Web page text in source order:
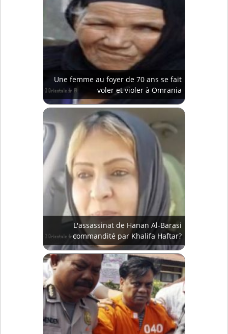
Une femme au foyer de 70 ans se fait
voler et violer à Omrania
L'assassinat de Hanan Al-Barasi
commandité par Khalifa Haftar?